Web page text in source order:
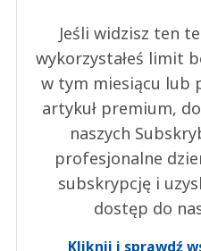
Jeśli widzisz ten
wykorzystałeś limit
w tym miesiącu lub
artykuł premium,
naszych
profesjonalne
subskrypcję i
dostęp do
Kliknij i sprawdź